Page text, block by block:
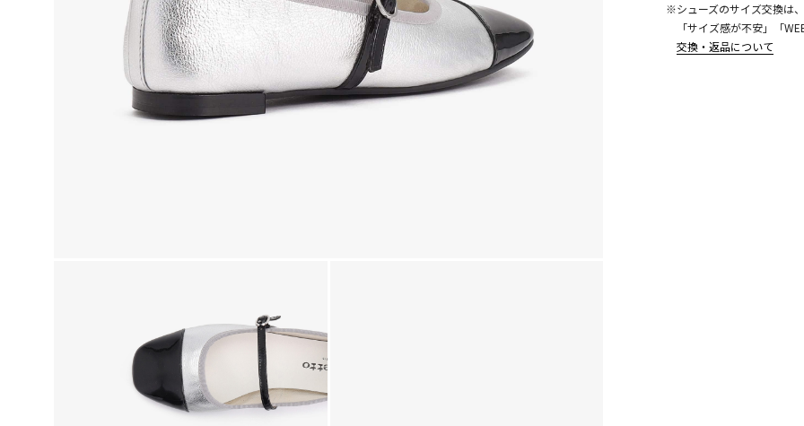
※シューズのサイズ交換は
「サイズ感が不安」「
交換・返品について